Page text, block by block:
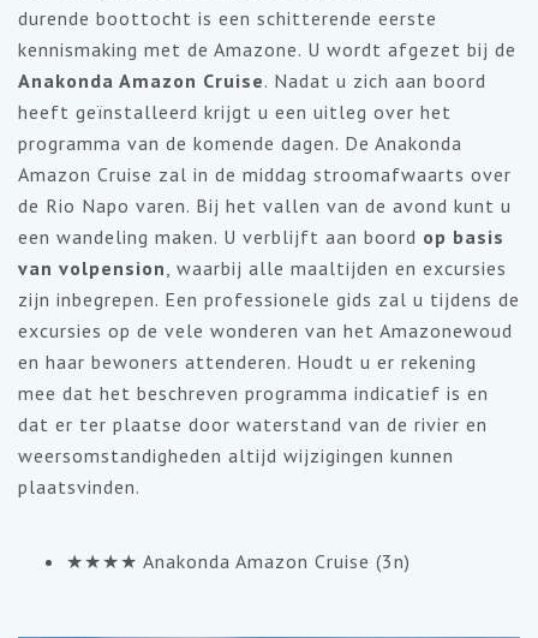
durende boottocht is een schitterende eerste
kennismaking met de Amazone. U wordt afgezet bij de
Anakonda Amazon Cruise. Nadat u zich aan boord
heeft geïnstalleerd krijgt u een uitleg over het
programma van de komende dagen. De Anakonda
Amazon Cruise zal in de middag stroomafwaarts over
de Rio Napo varen. Bij het vallen van de avond kunt u
een wandeling maken. U verblijft aan boord op basis
van volpension, waarbij alle maaltijden en excursies
zijn inbegrepen. Een professionele gids zal u tijdens de
excursies op de vele wonderen van het Amazonewoud
en haar bewoners attenderen. Houdt u er rekening
mee dat het beschreven programma indicatief is en
dat er ter plaatse door waterstand van de rivier en
weersomstandigheden altijd wijzigingen kunnen
plaatsvinden.
★★★★ Anakonda Amazon Cruise (3n)